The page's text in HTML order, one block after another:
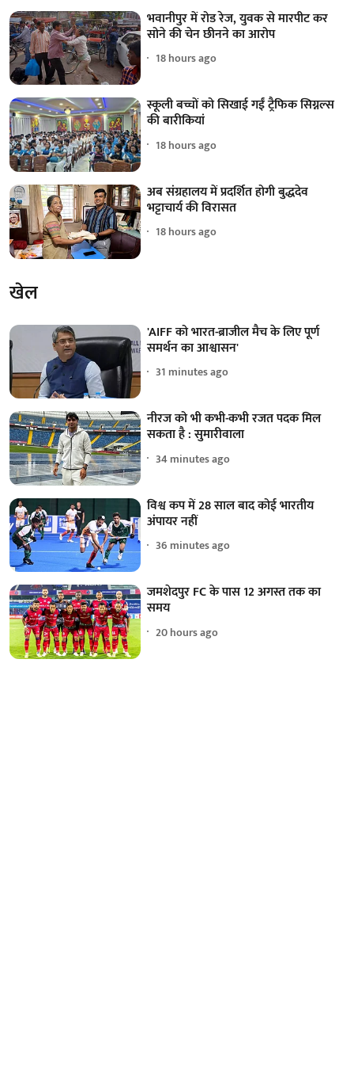
भवानीपुर में रोड रेज, युवक से मारपीट कर
सोने की चेन छीनने का आरोप
18 hours ago
स्कूली बच्चों को सिखाई गईं ट्रैफिक सिग्नल्स
की बारीकियां
18 hours ago
अब संग्रहालय में प्रदर्शित होगी बुद्धदेव
भट्टाचार्य की विरासत
18 hours ago
खेल
'AIFF को भारत-ब्राजील मैच के लिए पूर्ण
समर्थन का आश्वासन'
31 minutes ago
नीरज को भी कभी-कभी रजत पदक मिल
सकता है : सुमारीवाला
34 minutes ago
विश्व कप में 28 साल बाद कोई भारतीय
अंपायर नहीं
36 minutes ago
जमशेदपुर FC के पास 12 अगस्त तक का
समय
20 hours ago